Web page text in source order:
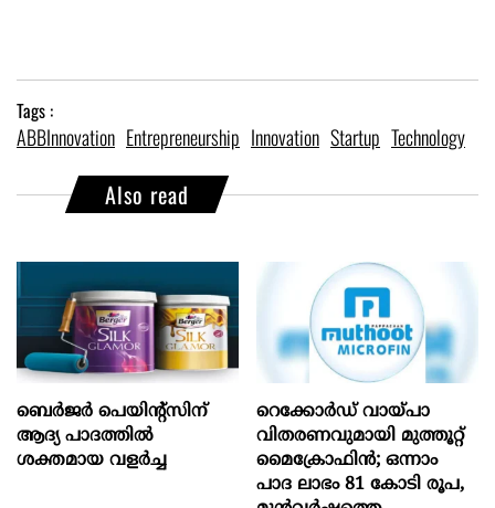
Tags :
ABBInnovation Entrepreneurship Innovation Startup Technology
Also read
ബെർജർ പെയിന്റ്സിന്
ആദ്യ പാദത്തിൽ
ശക്തമായ വളർച്ച
റെക്കോർഡ് വായ്പാ
വിതരണവുമായി മുത്തൂറ്റ്
മൈക്രോഫിൻ; ഒന്നാം
പാദ ലാഭം 81 കോടി രൂപ,